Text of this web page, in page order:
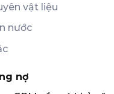
vật liệu
nước
nợ